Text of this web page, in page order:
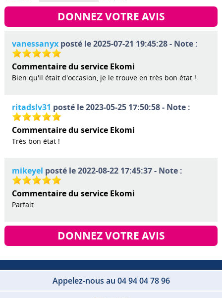
DONNEZ VOTRE AVIS
vanessanyxposté le 2025-07-21 19:45:28 - Note :
Commentaire du service Ekomi
Bien qu'il était d'occasion, je le trouve en très bon état !
ritadslv31 posté le 2023-05-25 17:50:58 - Note :
Commentaire du service Ekomi
Très bon état !
mikeyel posté le 2022-08-22 17:45:37 - Note :
Commentaire du service Ekomi
Parfait
DONNEZ VOTRE AVIS
Appelez-nous au 04 94 04 78 96